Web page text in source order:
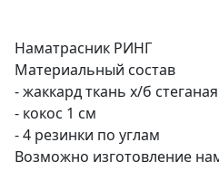
Наматрасник РИНГ
Материальный состав
- жаккард ткань х/б
- кокос 1 см
- 4 резинки по углам
Возможно изготовление